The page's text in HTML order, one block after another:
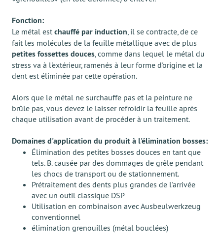
Fonction:
Le métal est chauffé par induction , il se contracte, de ce
fait les molécules de la feuille métallique avec de plus
petites fossettes douces , comme dans lequel le métal du
stress va à l'extérieur, ramenés à leur forme d'origine et la
dent est éliminée par cette opération.
Alors que le métal ne surchauffe pas et la peinture ne
brûle pas, vous devez le laisser refroidir la feuille après
chaque utilisation avant de procéder à un traitement.
Domaines d'application du produit à l'élimination bosses:
Élimination des petites bosses douces en tant que
tels. B. causée par des dommages de grêle pendant
les chocs de transport ou de stationnement.
Prétraitement des dents plus grandes de l'arrivée
avec un outil classique DSP
Utilisation en combinaison avec Ausbeulwerkzeug
conventionnel
élimination grenouilles (métal bouclées)